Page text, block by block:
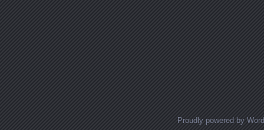
Proudly powered by